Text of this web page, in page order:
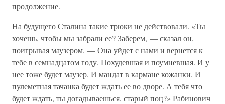
продолжение.
На будущего Сталина такие трюки не действовали. «Ты
хочешь, чтобы мы забрали ее? Заберем, — сказал он,
поигрывая маузером. — Она уйдет с нами и вернется к
тебе в семнадцатом году. Похудевшая и поумневшая. И у
нее тоже будет маузер. И мандат в кармане кожанки. И
пулеметная тачанка будет ждать ее во дворе. А тебя что
будет ждать, ты догадываешься, старый поц?» Рабинович